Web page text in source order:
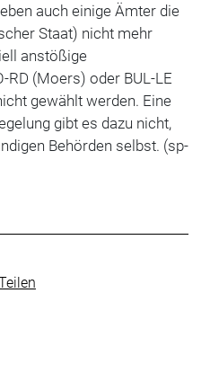
auch einige Ämter die
Staat) nicht mehr
anstößige
(Moers) oder BUL-LE
gewählt werden. Eine
gibt es dazu nicht,
Behörden selbst. (sp-